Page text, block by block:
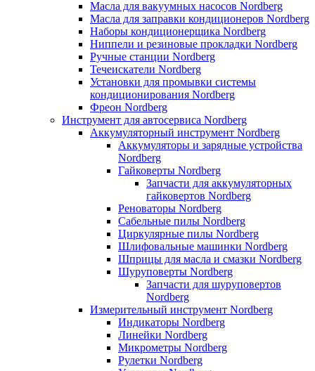
Масла для вакуумных насосов Nordberg
Масла для заправки кондиционеров Nordberg
Наборы кондиционерщика Nordberg
Ниппели и резиновые прокладки Nordberg
Ручные станции Nordberg
Течеискатели Nordberg
Установки для промывки системы
кондиционирования Nordberg
Фреон Nordberg
Инструмент для автосервиса Nordberg
Аккумуляторный инструмент Nordberg
Аккумуляторы и зарядные устройства
Nordberg
Гайковерты Nordberg
Запчасти для аккумуляторных
гайковертов Nordberg
Реноваторы Nordberg
Сабельные пилы Nordberg
Циркулярные пилы Nordberg
Шлифовальные машинки Nordberg
Шприцы для масла и смазки Nordberg
Шуруповерты Nordberg
Запчасти для шуруповертов
Nordberg
Измерительный инструмент Nordberg
Индикаторы Nordberg
Линейки Nordberg
Микрометры Nordberg
Рулетки Nordberg